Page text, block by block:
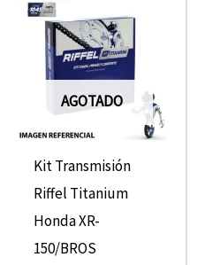
AGOTADO
Kit Transmisión
Riffel Titanium
Honda XR-
150/BROS